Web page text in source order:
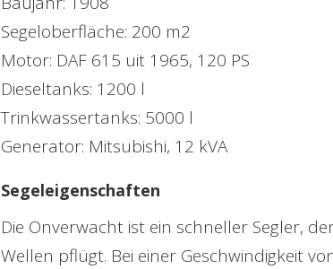
Segeloberfläche: 200 m2
Motor: DAF 615 uit 1965, 120 PS
Dieseltanks: 1200 l
Trinkwassertanks: 5000 l
Generator: Mitsubishi, 12 kVA
Segeleigenschaften
Die Onverwacht ist ein schneller Segler,
Wellen pflügt. Bei einer Geschwindigkeit